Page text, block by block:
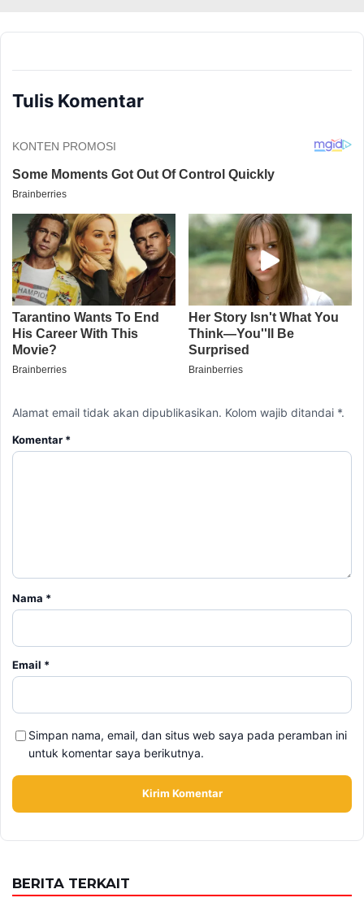
Tulis Komentar
Alamat email tidak akan dipublikasikan. Kolom wajib ditandai *.
Komentar *
Nama *
Email *
Simpan nama, email, dan situs web saya pada peramban ini
untuk komentar saya berikutnya.
BERITA TERKAIT